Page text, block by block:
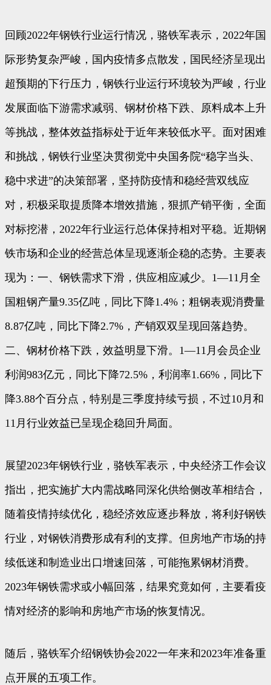
回顾2022年钢铁行业运行情况，骆铁军表示，2022年国
际形势复杂严峻，国内疫情多点散发，国民经济呈现出
超预期的下行压力，钢铁行业运行环境较为严峻，行业
发展面临下游需求减弱、钢材价格下跌、原料成本上升
等挑战，整体效益指标处于近年来较低水平。面对困难
和挑战，钢铁行业坚决贯彻党中央国务院“稳字当头、
稳中求进”的决策部署，坚持防疫情和稳经营双线应
对，积极采取提质降本增效措施，狠抓产销平衡，全面
对标挖潜，2022年行业运行总体保持相对平稳。近期钢
铁市场和企业的经营总体呈现逐渐企稳的态势。主要表
现为：一、钢铁需求下滑，供应相应减少。1—11月全
国粗钢产量9.35亿吨，同比下降1.4%；粗钢表观消费量
8.87亿吨，同比下降2.7%，产销双双呈现回落趋势。
二、钢材价格下跌，效益明显下滑。1—11月会员企业
利润983亿元，同比下降72.5%，利润率1.66%，同比下
降3.88个百分点，特别是三季度持续亏损，不过10月和
11月行业效益已呈现企稳回升局面。
展望2023年钢铁行业，骆铁军表示，中央经济工作会议
指出，把实施扩大内需战略同深化供给侧改革相结合，
随着疫情持续优化，稳经济效应逐步释放，将利好钢铁
行业，对钢铁消费形成有利的支撑。但房地产市场的持
续低迷和制造业出口增速回落，可能拖累钢材消费。
2023年钢铁需求或小幅回落，结果究竟如何，主要看疫
情对经济的影响和房地产市场的恢复情况。
随后，骆铁军介绍钢铁协会2022一年来和2023年准备重
点开展的五项工作。